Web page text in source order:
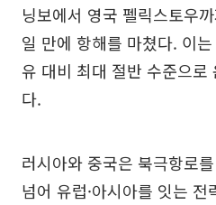
닝보에서 영국 펠릭스토우
일 만에 항해를 마쳤다. 이
유 대비 최대 절반 수준으로
다.
러시아와 중국은 북극항로
넘어 유럽·아시아를 잇는